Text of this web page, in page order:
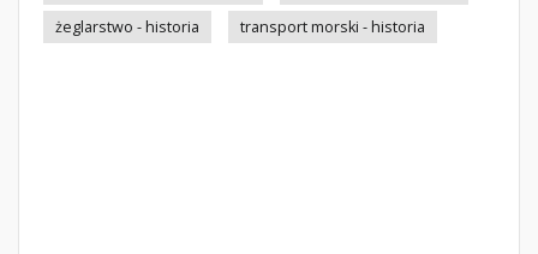
żeglarstwo - historia
transport morski - historia